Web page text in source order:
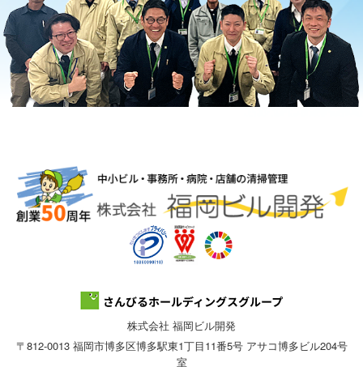
株式会社 福岡ビル開発
〒812-0013 福岡市博多区博多駅東1丁目11番5号 アサコ博多ビル204号
室